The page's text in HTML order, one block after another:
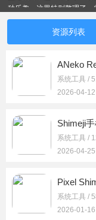
种乐趣，这里特别整理了一
随时随地都能拥有一个萌萌
资源列表
ANeko
系统工具 /
2026-04-12
Shimeji
系统工具 /
2026-04-25
Pixel
系统工具 /
2026-01-16